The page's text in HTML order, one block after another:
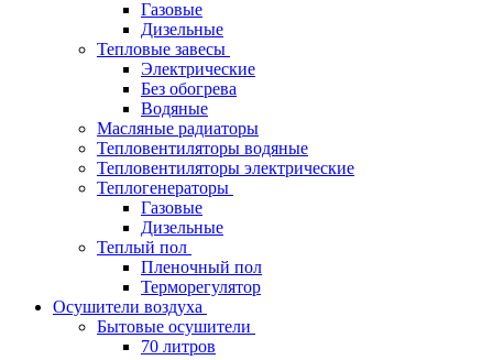
Газовые
Дизельные
Тепловые завесы
Электрические
Без обогрева
Водяные
Масляные радиаторы
Тепловентиляторы водяные
Тепловентиляторы электрические
Теплогенераторы
Газовые
Дизельные
Теплый пол
Пленочный пол
Терморегулятор
Осушители воздуха
Бытовые осушители
70 литров